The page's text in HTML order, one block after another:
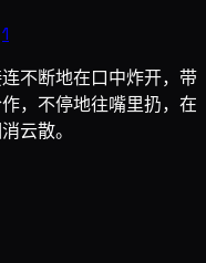
1
不断地在口中炸开，带
，不停地往嘴里扔，在
云散。